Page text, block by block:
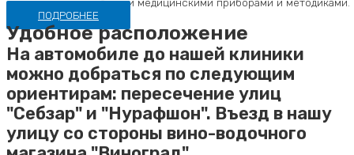
сочетании с новейшими медицинскими приборами и методиками.
ПОДРОБНЕЕ
Удобное расположение
На автомобиле до нашей клиники
можно добраться по следующим
ориентирам: пересечение улиц
"Себзар" и "Нурафшон". Въезд в нашу
улицу со стороны вино-водочного